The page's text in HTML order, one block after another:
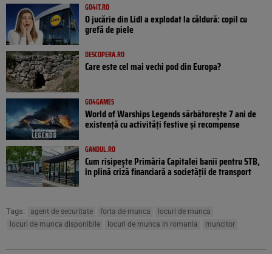
GO4IT.RO
O jucărie din Lidl a explodat la căldură: copil cu
grefă de piele
DESCOPERA.RO
Care este cel mai vechi pod din Europa?
GO4GAMES
World of Warships Legends sărbătorește 7 ani de
existență cu activități festive și recompense
GANDUL.RO
Cum risipește Primăria Capitalei banii pentru STB,
în plină criză financiară a societății de transport
Tags: agent de securitate forta de munca
locuri de munca
locuri de munca disponibile
locuri de munca in romania muncitor